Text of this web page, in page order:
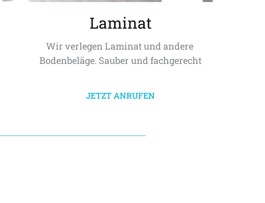
Laminat
Wir verlegen Laminat und andere
Bodenbeläge. Sauber und fachgerecht
JETZT ANRUFEN